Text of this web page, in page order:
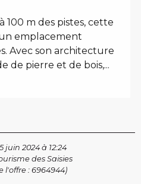
de ...
100 m des pistes, cette
emplacement
Avec son architecture
de pierre et de bois,...
juin 2024 à 12:24
des Saisies
l'offre : 6964944)